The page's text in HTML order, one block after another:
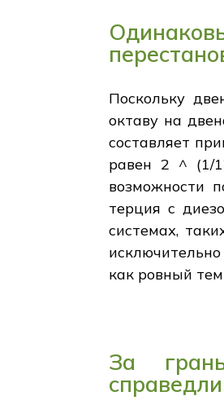
Поскольку
октаву на
составляет
равен 2 ^ (1/
возможности
терция с
системах,
как ровный
За